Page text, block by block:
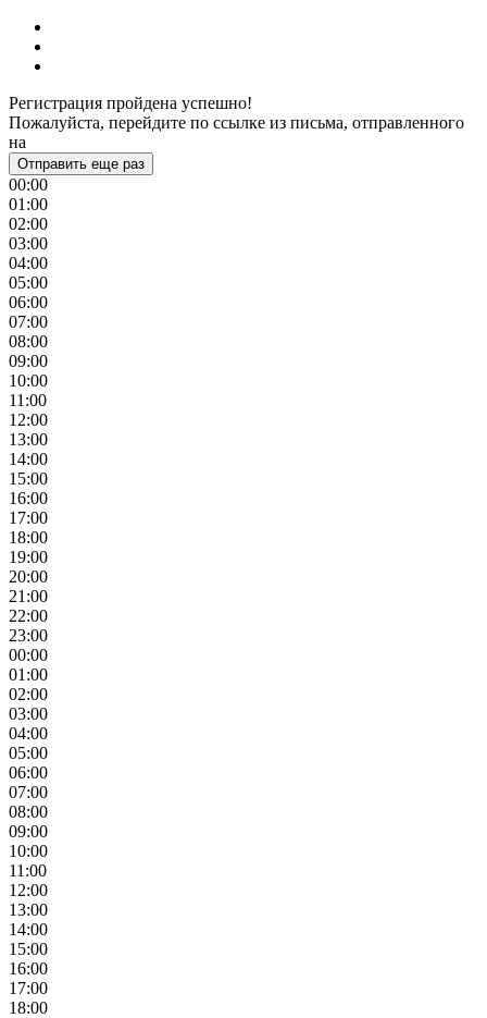
Регистрация пройдена успешно!
Пожалуйста, перейдите по ссылке из письма, отправленного
на
Отправить еще раз
00:00
01:00
02:00
03:00
04:00
05:00
06:00
07:00
08:00
09:00
10:00
11:00
12:00
13:00
14:00
15:00
16:00
17:00
18:00
19:00
20:00
21:00
22:00
23:00
00:00
01:00
02:00
03:00
04:00
05:00
06:00
07:00
08:00
09:00
10:00
11:00
12:00
13:00
14:00
15:00
16:00
17:00
18:00